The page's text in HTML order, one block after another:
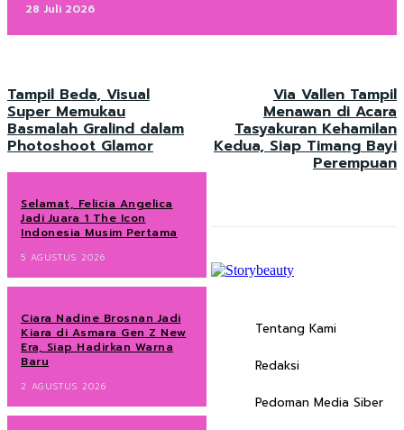
28 Juli 2026
Tampil Beda, Visual
Super Memukau
Basmalah Gralind dalam
Photoshoot Glamor
Via Vallen Tampil
Menawan di Acara
Tasyakuran Kehamilan
Kedua, Siap Timang Bayi
Perempuan
Selamat, Felicia Angelica
Jadi Juara 1 The Icon
Indonesia Musim Pertama
5 AGUSTUS 2026
Ciara Nadine Brosnan Jadi
Kiara di Asmara Gen Z New
Era, Siap Hadirkan Warna
Baru
2 AGUSTUS 2026
Tentang Kami
Redaksi
Pedoman Media Siber